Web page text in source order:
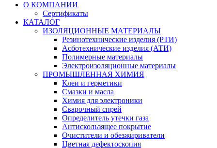
О КОМПАНИИ
Сертификаты
КАТАЛОГ
ИЗОЛЯЦИОННЫЕ МАТЕРИАЛЫ
Резинотехнические изделия (РТИ)
Асботехнические изделия (АТИ)
Полимерные материалы
Электроизоляционные материалы
ПРОМЫШЛЕННАЯ ХИМИЯ
Клеи и герметики
Смазки и масла
Химия для электроники
Сварочный спрей
Определитель утечки газа
Антискользящее покрытие
Очистители и обезжириватели
Цветная дефектоскопия